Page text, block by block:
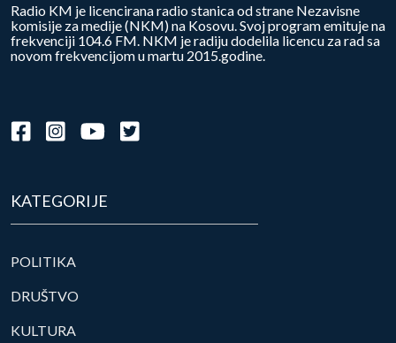
Radio KM je licencirana radio stanica od strane Nezavisne
komisije za medije (NKM) na Kosovu. Svoj program emituje na
frekvenciji 104.6 FM. NKM je radiju dodelila licencu za rad sa
novom frekvencijom u martu 2015.godine.
KATEGORIJE
POLITIKA
DRUŠTVO
KULTURA